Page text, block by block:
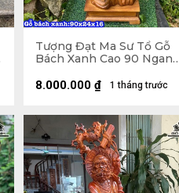
Tượng Đạt Ma Sư Tổ Gỗ
Bách Xanh Cao 90 Ngang
1 tháng trước
8.000.000 ₫